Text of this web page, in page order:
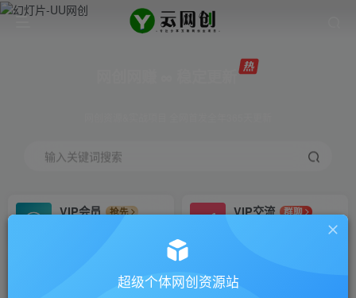
输入关键词搜索
VIP会员
抢先
VIP交流
群聊
研究探讨更多创业项目路子。
会员专属推广链接
招募站长
超级个体网创资源站